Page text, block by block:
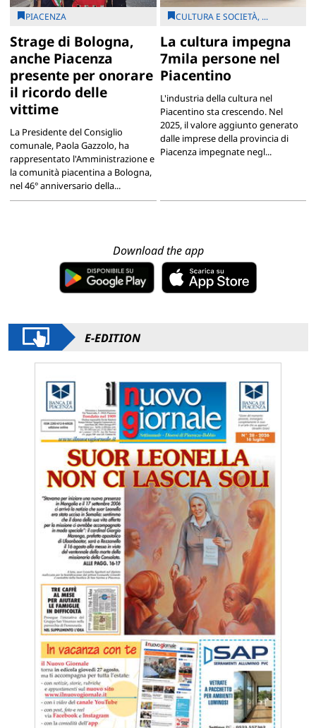
PIACENZA
Strage di Bologna,
anche Piacenza
presente per onorare
il ricordo delle
vittime
La Presidente del Consiglio
comunale, Paola Gazzolo, ha
rappresentato l'Amministrazione e
la comunità piacentina a Bologna,
nel 46° anniversario della...
CULTURA E SOCIETÀ, ...
La cultura impegna
7mila persone nel
Piacentino
L'industria della cultura nel
Piacentino sta crescendo. Nel
2025, il valore aggiunto generato
dalle imprese della provincia di
Piacenza impegnate negl...
Download the app
E-EDITION